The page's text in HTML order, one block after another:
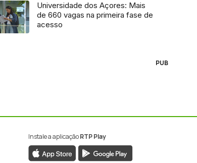
Universidade dos Açores: Mais
de 660 vagas na primeira fase de
acesso
PUB
Instale a aplicaçãoRTP Play